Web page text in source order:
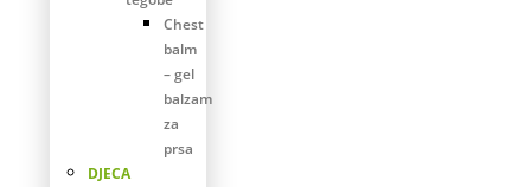
Chest
balm
– gel
balzam
za
prsa
DJECA